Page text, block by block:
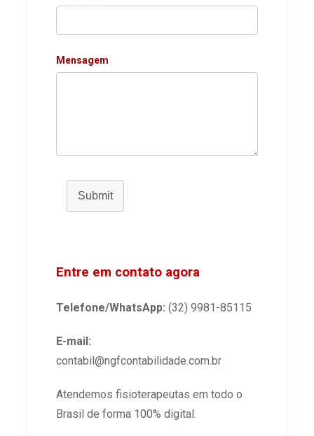
Mensagem
Submit
Entre em contato agora
Telefone/WhatsApp: (32) 9981-85115
E-mail:
contabil@ngfcontabilidade.com.br
Atendemos fisioterapeutas em todo o
Brasil de forma 100% digital.